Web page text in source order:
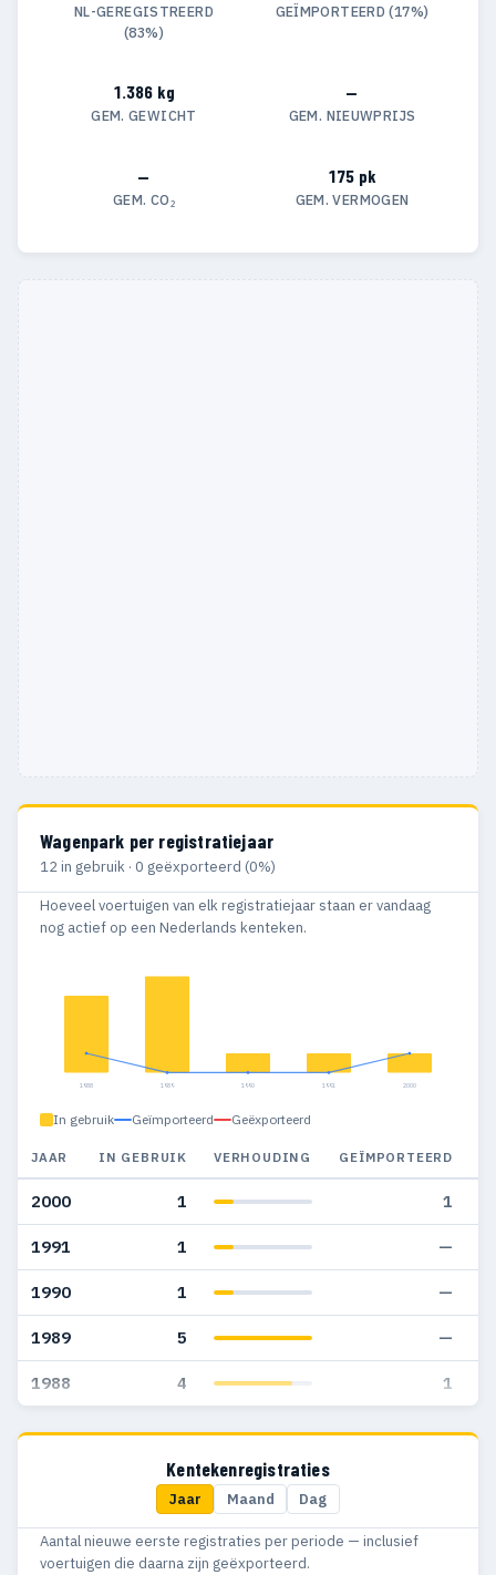
NL-GEREGISTREERD
(83%)
GEÏMPORTEERD (17%)
1.386 kg
GEM. GEWICHT
—
GEM. NIEUWPRIJS
—
GEM. CO₂
175 pk
GEM. VERMOGEN
Wagenpark per registratiejaar
12 in gebruik · 0 geëxporteerd (0%)
Hoeveel voertuigen van elk registratiejaar staan er vandaag
nog actief op een Nederlands kenteken.
1988 1989 1990 1991 2000
In gebruik Geïmporteerd Geëxporteerd
JAAR IN GEBRUIK VERHOUDING GEÏMPORTEERD
2000 1 1
1991 1 —
1990 1 —
1989 5 —
1988 4 1
Kentekenregistraties
Jaar Maand Dag
Aantal nieuwe eerste registraties per periode — inclusief
voertuigen die daarna zijn geëxporteerd.